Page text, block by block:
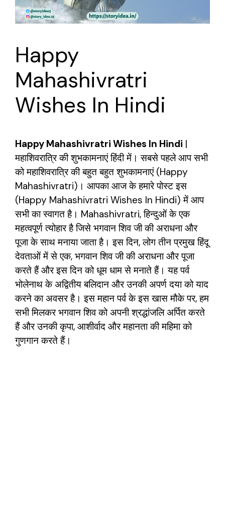
Happy
Mahashivratri
Wishes In Hindi
Happy Mahashivratri Wishes In Hindi |
महाशिवरात्रि की शुभकामनाएं हिंदी में। सबसे पहले आप सभी
को महाशिवरात्रि की बहुत बहुत शुभकामनाएं (Happy
Mahashivratri)। आपकाआज केहमारे पोस्ट इस
(Happy Mahashivratri Wishes In Hindi) में आप
सभी का स्वागत है। Mahashivratri, हिन्दुओं के एक
महत्वपूर्ण त्योहार है जिसे भगवान शिव जी की अराधना और
पूजा के साथ मनाया जाता है।इसदिन, लोग तीन प्रमुख हिंदू
देवताओं में से एक, भगवान शिव जी की अराधना और पूजा
करते हैं और इस दिन को धूम धाम से मनाते हैं। यह पर्व
भोलेनाथ के अद्वितीय बलिदान और उनकी अपर्ण दया को याद
करने का अवसर है। इस महान पर्व के इस खास मौके पर, हम
सभी मिलकर भगवान शिव को अपनी श्रद्धांजलि अर्पित करते
हैं और उनकी कृपा, आशीर्वाद और महानता की महिमा को
गुणगानकरतेहैं।